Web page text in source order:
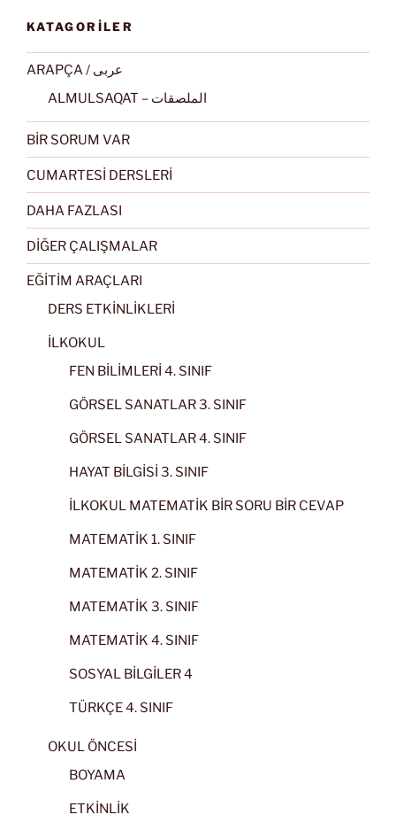
KATAGORİLER
ARAPÇA / عربى
ALMULSAQAT – الملصقات
BİR SORUM VAR
CUMARTESİ DERSLERİ
DAHA FAZLASI
DİĞER ÇALIŞMALAR
EĞİTİM ARAÇLARI
DERS ETKİNLİKLERİ
İLKOKUL
FEN BİLİMLERİ 4. SINIF
GÖRSEL SANATLAR 3. SINIF
GÖRSEL SANATLAR 4. SINIF
HAYAT BİLGİSİ 3. SINIF
İLKOKUL MATEMATİK BİR SORU BİR CEVAP
MATEMATİK 1. SINIF
MATEMATİK 2. SINIF
MATEMATİK 3. SINIF
MATEMATİK 4. SINIF
SOSYAL BİLGİLER 4
TÜRKÇE 4. SINIF
OKUL ÖNCESİ
BOYAMA
ETKİNLİK